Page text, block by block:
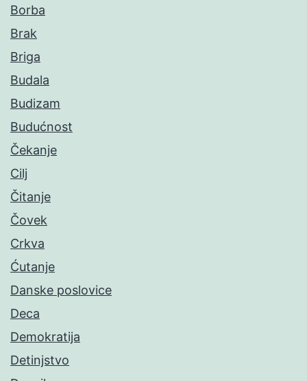
Borba
Brak
Briga
Budala
Budizam
Budućnost
Čekanje
Cilj
Čitanje
Čovek
Crkva
Ćutanje
Danske poslovice
Deca
Demokratija
Detinjstvo